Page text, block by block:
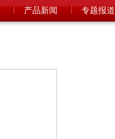
产品新闻 专题报道